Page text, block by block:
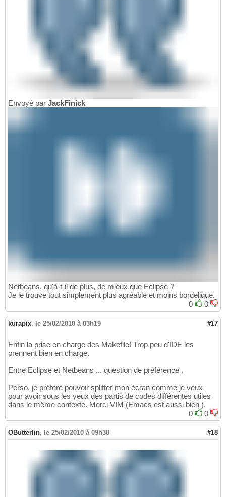
Envoyé par JackFinick
Netbeans, qu'à-t-il de plus, de mieux que Eclipse ?
Je le trouve tout simplement plus agréable et moins bordelique.
0
0
kurapix, le 25/02/2010 à 03h19 #17
Enfin la prise en charge des Makefile! Trop peu d'IDE les
prennent bien en charge.
Entre Eclipse et Netbeans ... question de préférence .
Perso, je préfère pouvoir splitter mon écran comme je veux
pour avoir sous les yeux des partis de codes différentes utiles
dans le même contexte. Merci VIM (Emacs est aussi bien ).
0
0
OButterlin, le 25/02/2010 à 09h38 #18